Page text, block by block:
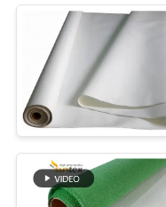
PLAN
SITE
PRIVACY
POLICY